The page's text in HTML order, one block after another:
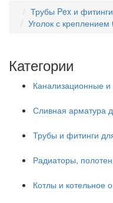
Трубы Pex и фитинги
Уголок с
Категории
Канализационные
Сливная арматура
Трубы и фитинги
Радиаторы,
Котлы и котельное